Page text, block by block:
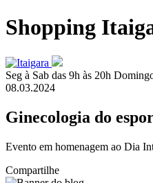
Shopping
Seg à Sab das 9h às 20h
08.03.2024
Ginecologia do
Evento em homenagem ao Dia
Compartilhe